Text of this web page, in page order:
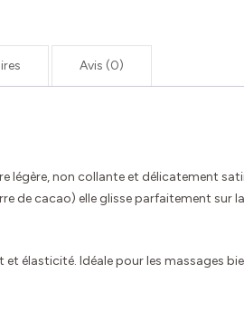
Avis (0)
légère, non collante et délicatement
de cacao) elle glisse parfaitement sur
élasticité. Idéale pour les massages